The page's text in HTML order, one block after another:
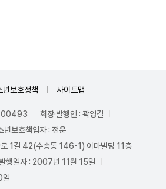
년보호정책 사이트맵
00493
회장·발행인 : 곽영길
년보호책임자 : 전운
로 1길 42(수송동 146-1) 이마빌딩 11층
발행일자 : 2007년 11월 15일
일